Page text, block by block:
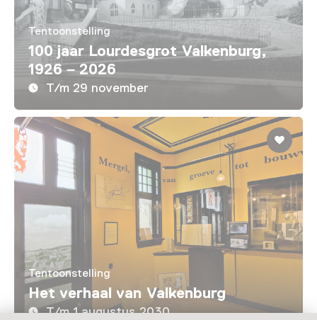
Tentoonstelling
100 jaar Lourdesgrot Valkenburg,
1926 – 2026
T/m 29 november
Tentoonstelling
Het verhaal van Valkenburg
T/m 1 augustus 2030